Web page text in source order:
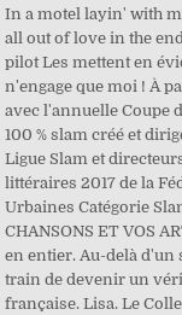
In a motel layin' with
all out of love in the
pilot Les mettent en
n'engage que moi ! À
avec l'annuelle Coupe
100 % slam créé et
Ligue Slam et
littéraires 2017 de la
Urbaines Catégorie
CHANSONS ET VOS
en entier. Au-delà d'un
train de devenir un
française. Lisa. Le